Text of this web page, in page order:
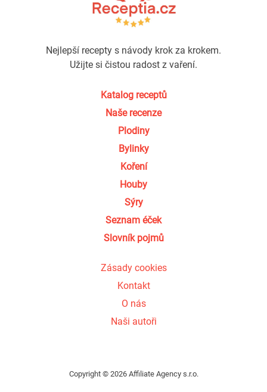
Nejlepší recepty s návody krok za krokem.
Užijte si čistou radost z vaření.
Katalog receptů
Naše recenze
Plodiny
Bylinky
Koření
Houby
Sýry
Seznam éček
Slovník pojmů
Zásady cookies
Kontakt
O nás
Naši autoři
Copyright © 2026 Affiliate Agency s.r.o.